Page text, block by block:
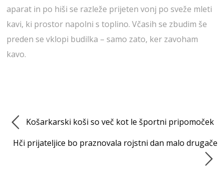
aparat in po hiši se razleže prijeten vonj po sveže mleti
kavi, ki prostor napolni s toplino. Včasih se zbudim še
preden se vklopi budilka – samo zato, ker zavoham
kavo.
Košarkarski koši so več kot le športni pripomoček
Hči prijateljice bo praznovala rojstni dan malo drugače